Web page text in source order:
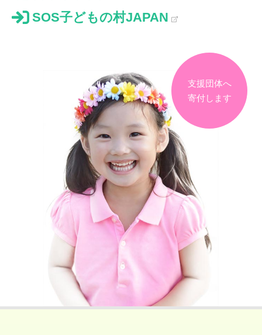
SOS子どもの村JAPAN
支援団体へ
寄付します